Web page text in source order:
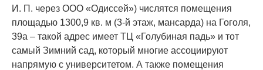
И. П. через ООО «Одиссей») числятся помещения
площадью 1300,9 кв. м (3-й этаж, мансарда) на Гоголя,
39а – такой адрес имеет ТЦ «Голубиная падь» и тот
самый Зимний сад, который многие ассоциируют
напрямую с университетом. А также помещения